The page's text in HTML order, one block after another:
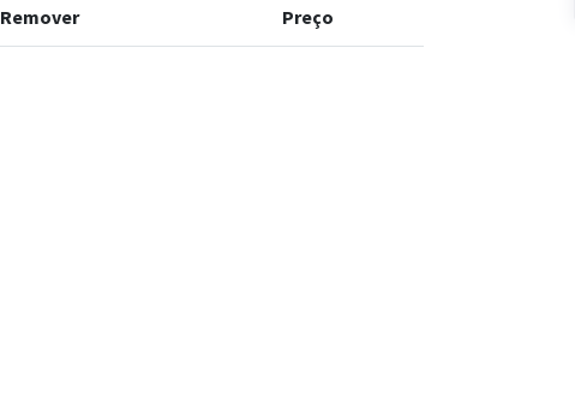
Remover Preço